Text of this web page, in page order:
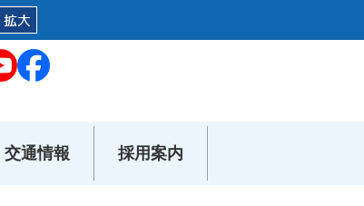
交通情報 採用案内